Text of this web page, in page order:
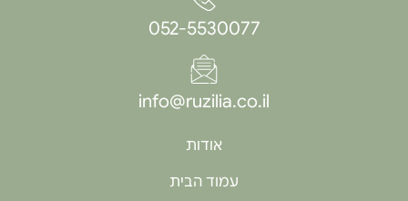
052-5530077
info@ruzilia.co.il
אודות
עמוד הבית